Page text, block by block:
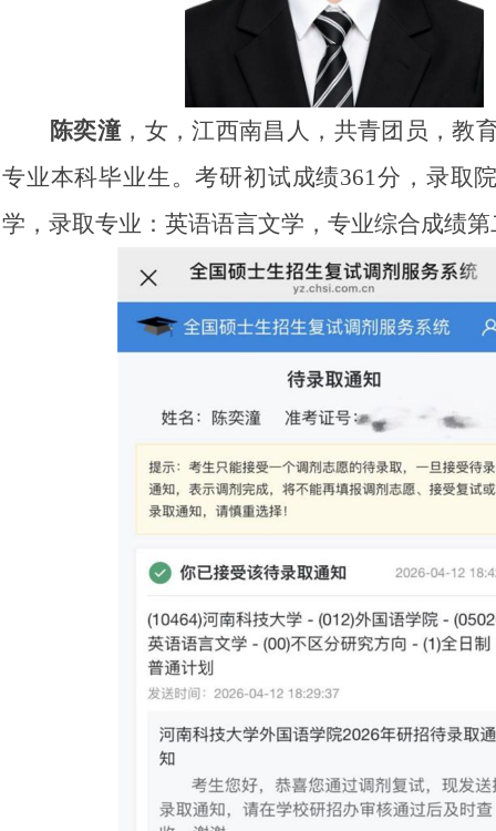
陈奕潼，女，江西南昌人，共青团员，教
专业本科毕业生。考研初试成绩361分，录取
学，录取专业：英语语言文学，专业综合成绩